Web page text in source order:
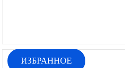
ИЗБРАННОЕ